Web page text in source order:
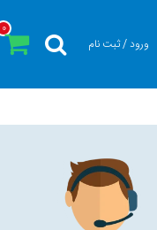
ورود / ثبت نام
0